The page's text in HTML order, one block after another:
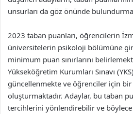
unsurları da göz önünde
2023 taban puanları, öğrencilerin
üniversitelerin psikoloji bölümüne
minimum puan sınırlarını
Yükseköğretim Kurumları Sınavı
güncellenmekte ve öğrenciler için bir
oluşturmaktadır. Adaylar, bu taban
tercihlerini yönlendirebilir ve